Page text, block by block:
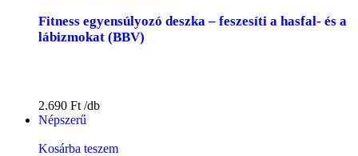
Fitness egyensúlyozó deszka – feszesíti a hasfal- és a
lábizmokat (BBV)
2.690 Ft
Népszerű
Kosárba teszem